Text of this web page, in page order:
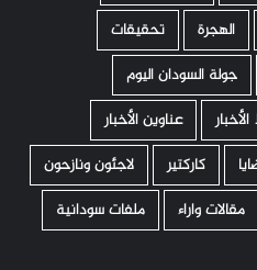
الهجرة
تحقيقات
جولة السودان اليوم
عناوين الأخبار
كاركتير
لاجئون ونازحون
مقالات واراء
ملفات سودانية